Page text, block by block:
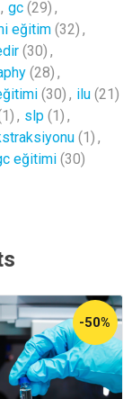
, gc (29) ,
eğitim (32) ,
(30) ,
(28) ,
(30) , ilu (21)
, slp (1) ,
(1) ,
eğitimi (30)
-50%